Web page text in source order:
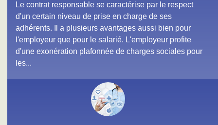
Le contrat responsable se caractérise par le respect
d'un certain niveau de prise en charge de ses
adhérents. Il a plusieurs avantages aussi bien pour
l'employeur que pour le salarié. L'employeur profite
d'une exonération plafonnée de charges sociales pour
les...